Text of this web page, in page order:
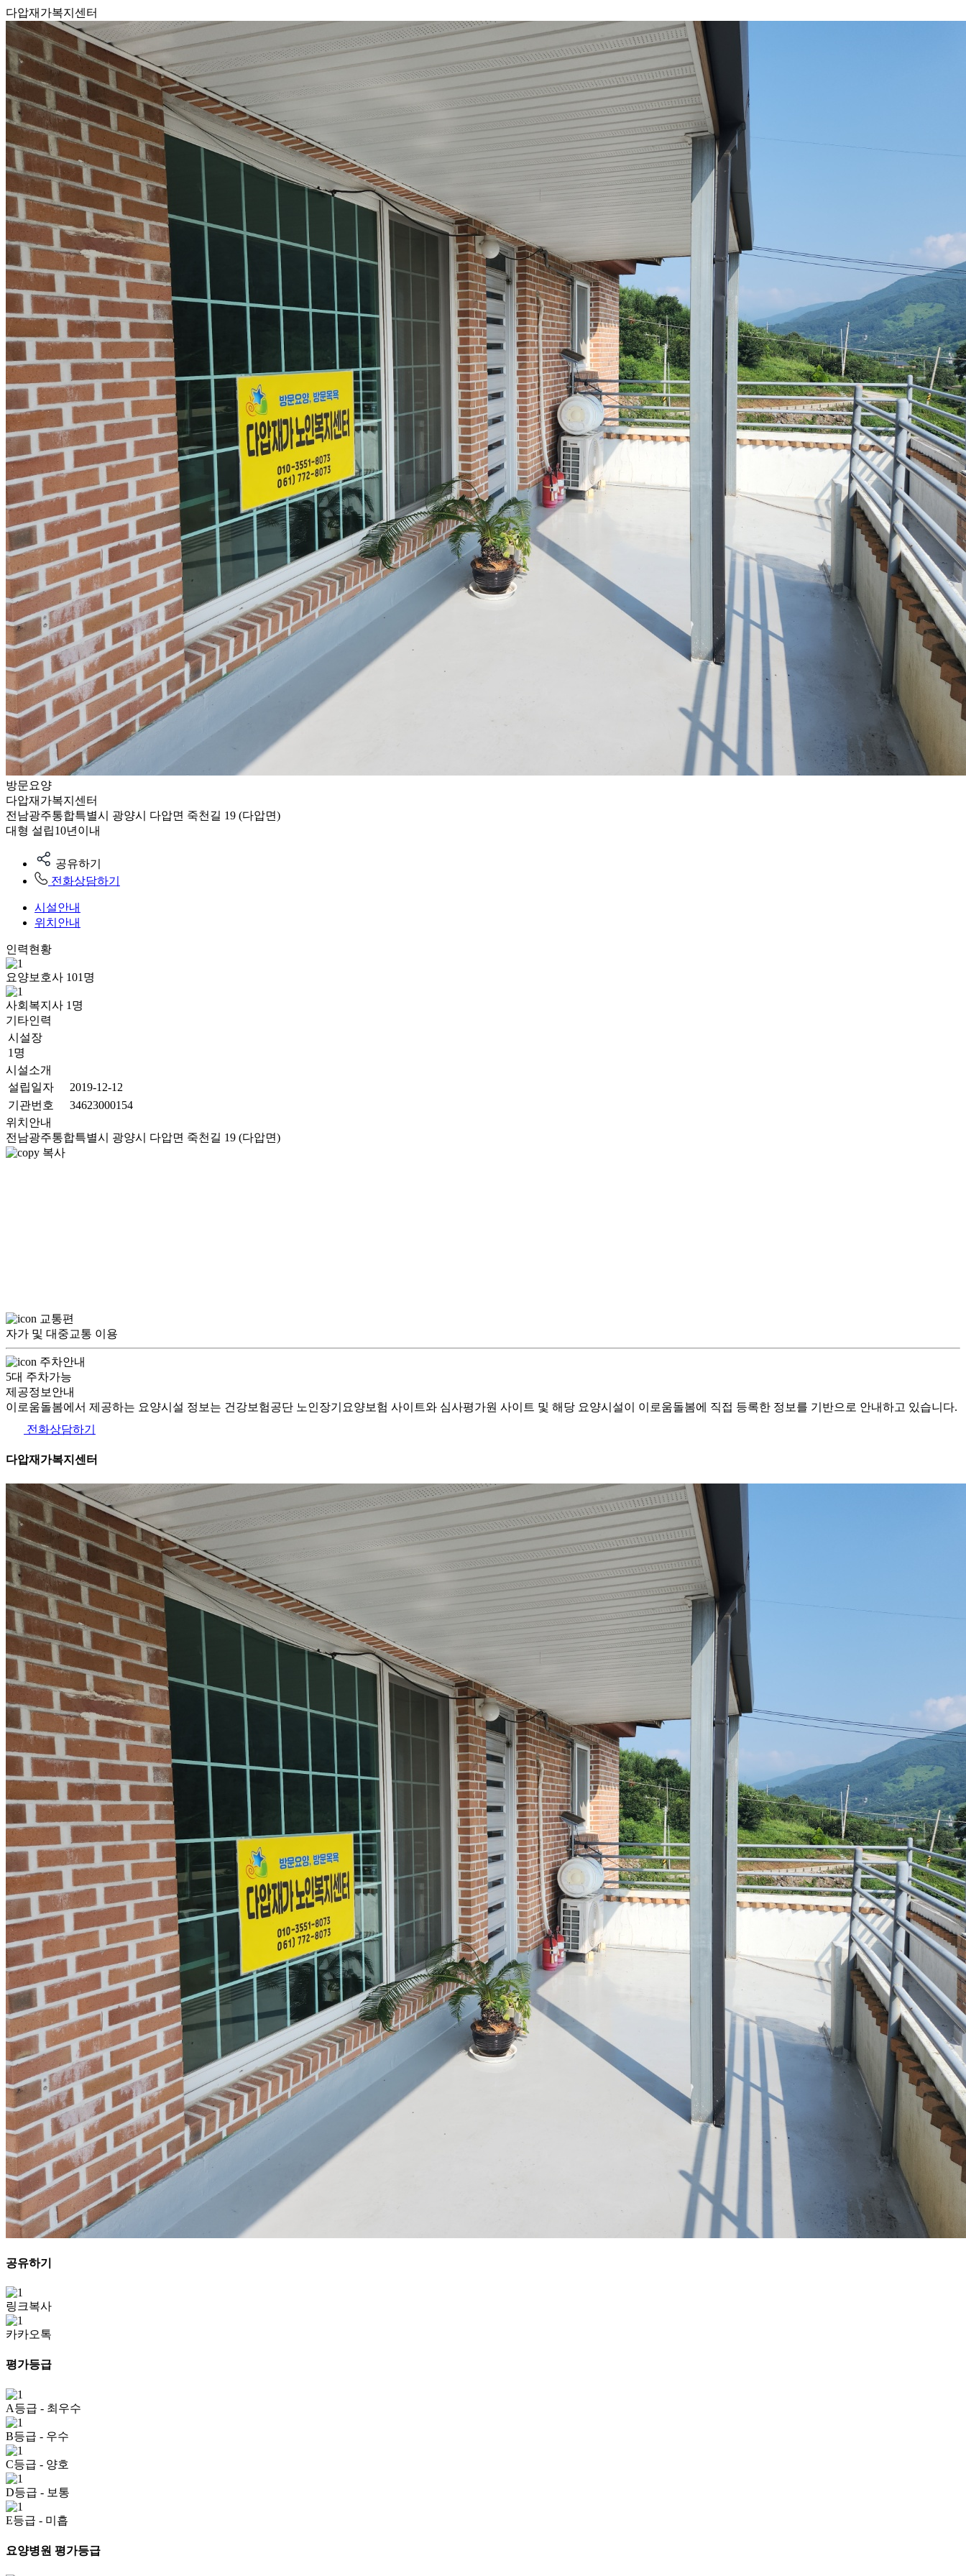
다압재가복지센터
방문요양
다압재가복지센터
전남광주통합특별시 광양시 다압면 죽천길 19 (다압면)
대형 설립10년이내
공유하기
전화상담하기
시설안내
위치안내
인력현황
요양보호사 101 명
사회복지사 1 명
기타인력
시설장
1명
시설소개
설립일자
2019-12-12
기관번호
34623000154
위치안내
전남광주통합특별시 광양시 다압면 죽천길 19 (다압면)
복사
교통편
자가 및 대중교통 이용
주차안내
5대 주차가능
제공정보안내
이로움돌봄에서 제공하는 요양시설 정보는 건강보험공단 노인장기요양보험 사이트와 심사평가원 사이트 및 해당 요양시설이 이로움돌봄에 직접 등록한 정보를 기반으로 안내하고 있습니다.
전화상담하기
다압재가복지센터
공유하기
링크복사
카카오톡
평가등급
A등급 - 최우수
B등급 - 우수
C등급 - 양호
D등급 - 보통
E등급 - 미흡
요양병원 평가등급